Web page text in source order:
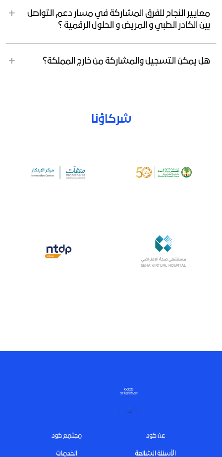
معايير النجاح للفرق المشاركة في مسار دعم التواصل
بين الكادر الطبي و المريض و الحلول الرقمية ؟
هل يمكن التسجيل والمشاركة من خارج المملكة؟
شركاؤنا
Footerعن كود
الخدمات
مجتمع كود
الأسئلة الشائعة